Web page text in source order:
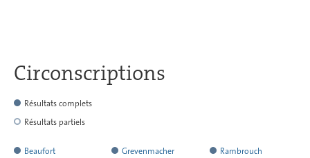
Circonscriptions
Résultats complets
Résultats partiels
Beaufort Grevenmacher
a Rambrouch